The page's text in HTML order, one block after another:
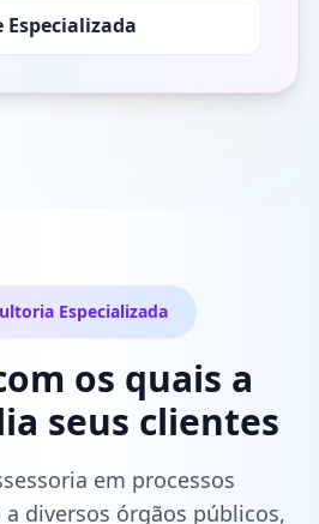
Especializada
os quais a
seus clientes
em processos
diversos órgãos públicos,